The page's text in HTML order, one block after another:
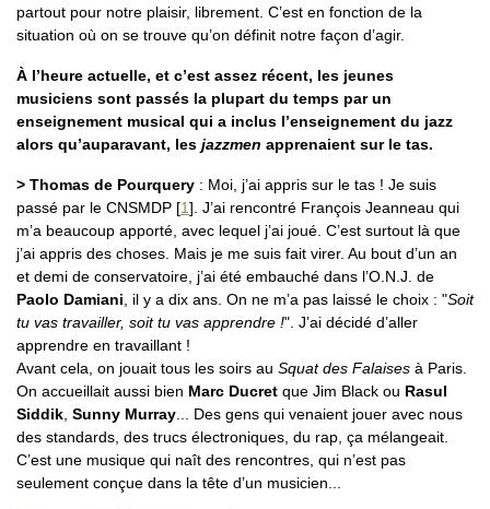
partout pour notre plaisir, librement. C’est en fonction de la
situation où on se trouve qu’on définit notre façon d’agir.
À l’heure actuelle, et c’est assez récent, les jeunes
musiciens sont passés la plupart du temps par un
enseignement musical qui a inclus l’enseignement du jazz
alors qu’auparavant, les jazzmen apprenaient sur le tas.
> Thomas de Pourquery : Moi, j’ai appris sur le tas ! Je suis
passé par le CNSMDP [1]. J’ai rencontré François Jeanneau qui
m’a beaucoup apporté, avec lequel j’ai joué. C’est surtout là que
j’ai appris des choses. Mais je me suis fait virer. Au bout d’un an
et demi de conservatoire, j’ai été embauché dans l’O.N.J. de
Paolo Damiani, il y a dix ans. On ne m’a pas laissé le choix : "Soit
tu vas travailler, soit tu vas apprendre !". J’ai décidé d’aller
apprendre en travaillant !
Avant cela, on jouait tous les soirs au Squat des Falaises à Paris.
On accueillait aussi bien Marc Ducret que Jim Black ou Rasul
Siddik, Sunny Murray... Des gens qui venaient jouer avec nous
des standards, des trucs électroniques, du rap, ça mélangeait.
C’est une musique qui naît des rencontres, qui n’est pas
seulement conçue dans la tête d’un musicien...